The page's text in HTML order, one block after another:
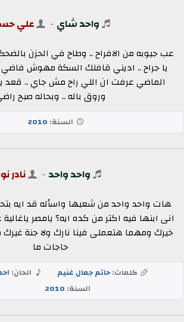
واحد شاي - علي
عب جيوبه من الافراح .. وطاح في الحزن
يا جراح .. اديني قافلك السكة مهوش
الماضي عرفت ان اللي راح مش جاي .. قعد
وروق باله .. وبحاله صبح
السنة: 2010
واحد واحد - نادر
هات واحد واحد من شعبها واسأله قد ايه
انى ابنها فيه اكتر من كده ايه؟ يامصر
خيرك ومهما هتعملى فينا نارك ولا جنة غيرك
حاجات ما
كلمات:حاتم جمال غنيم الحان:
السنة: 2010